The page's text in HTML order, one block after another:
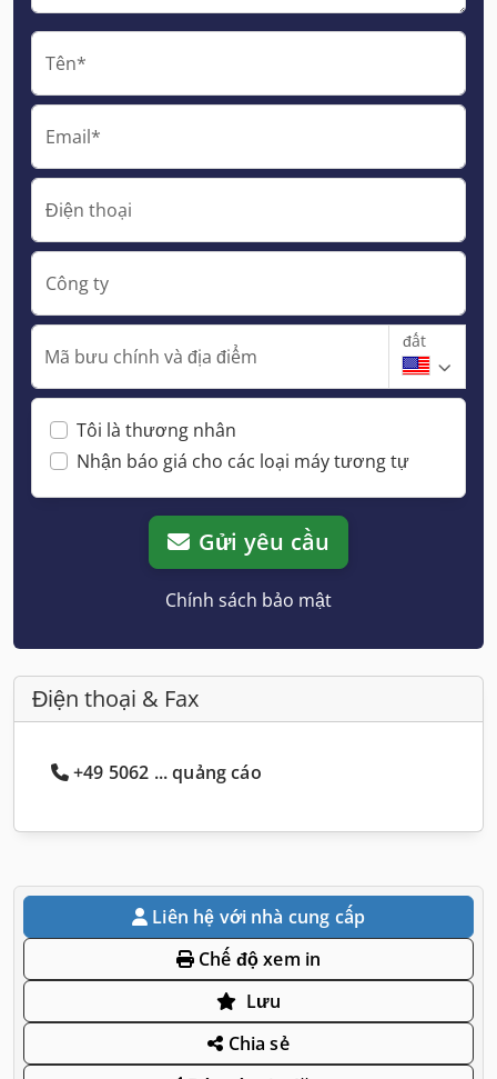
Tên*
Email*
Điện thoại
Công ty
Mã bưu chính và địa điểm
đất
Tôi là thương nhân
Nhận báo giá cho các loại máy tương tự
Gửi yêu cầu
Chính sách bảo mật
Điện thoại & Fax
+49 5062 ... quảng cáo
Liên hệ với nhà cung cấp
Chế độ xem in
Lưu
Chia sẻ